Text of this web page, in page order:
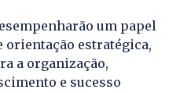
um papel
estratégica,
a organização,
e sucesso